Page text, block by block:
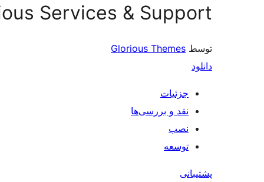
Services & Support
توسط Glorious Themes
دانلود
جزئیات
نقد و بررسی‌ها
نصب
توسعه
پشتیبانی